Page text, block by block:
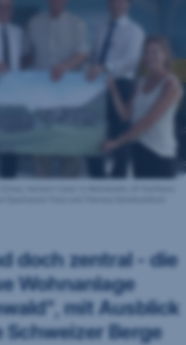
Herbert Caser (s Wohnbank), GF Karlheinz
(Sparkasse Tisis) und Theresa Senekowitsch
doch zentral - die
Wohnanlage
mit Ausblick
Schweizer Berge